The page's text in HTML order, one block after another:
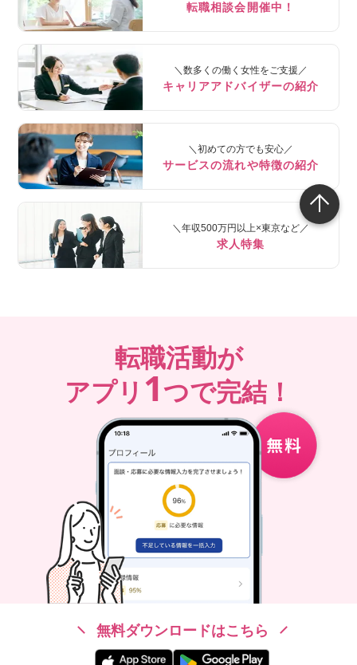
転職相談会開催中！
＼数多くの働く女性をご支援／
キャリアアドバイザーの紹介
＼初めての方でも安心／
サービスの流れや特徴の紹介
＼年収500万円以上×東京など／
求人特集
転職活動が
アプリ 1つで完結！
無料ダウンロードはこちら